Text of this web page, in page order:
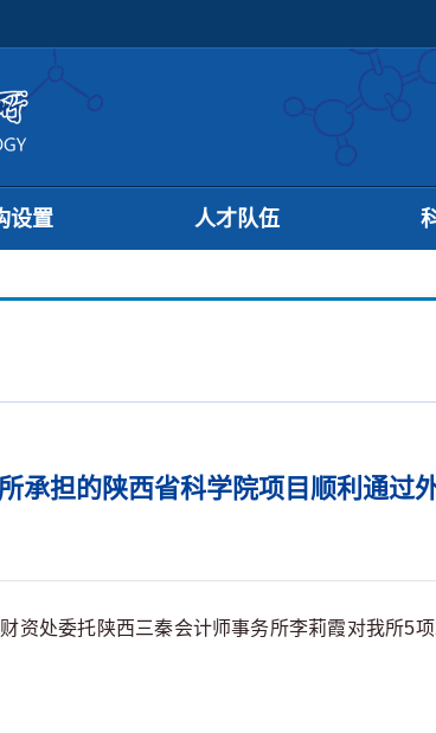
设置 人才队伍
承担的陕西省科学院项目顺利通过
处委托陕西三秦会计师事务所李莉霞对我所5